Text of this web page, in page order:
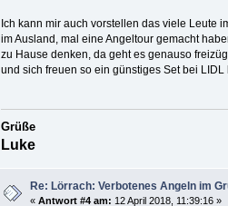
Ich kann mir auch vorstellen das viele Leute
im Ausland, mal eine Angeltour gemacht
zu Hause denken, da geht es genauso
und sich freuen so ein günstiges Set bei LIDL
Grüße
Luke
Re: Lörrach: Verbotenes Angeln im
«Antwort #4 am: 12 April 2018, 11:39:16 »